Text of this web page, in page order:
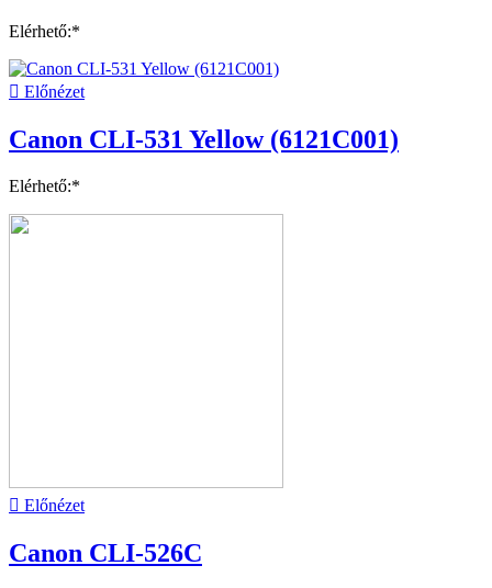
Elérhető:*
 Előnézet
Canon CLI-531 Yellow (6121C001)
Elérhető:*
 Előnézet
Canon CLI-526C